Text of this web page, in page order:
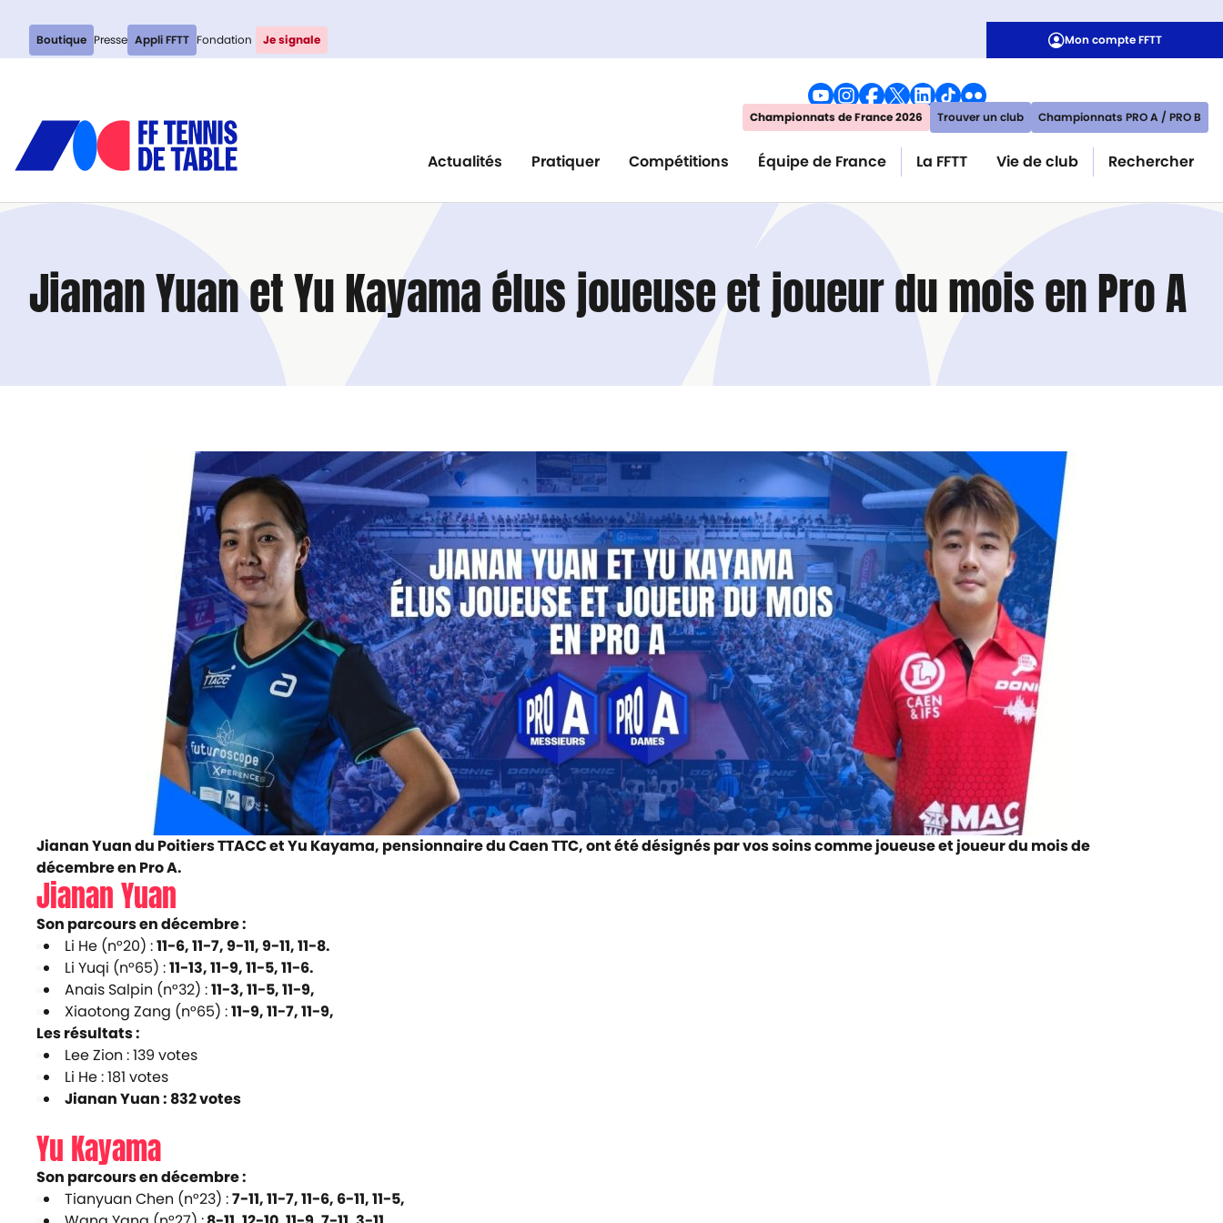
Boutique Presse Appli FFTT Fondation Je signale Mon compte FFTT
Championnats de France 2026 Trouver un club Championnats PRO A / PRO B
Actualités Pratiquer Compétitions Équipe de France La FFTT Vie de club Rechercher
Jianan Yuan et Yu Kayama élus joueuse et joueur du mois en Pro A
Jianan Yuan du Poitiers TTACC et Yu Kayama, pensionnaire du Caen TTC, ont été désignés par vos soins comme joueuse et joueur du mois de
décembre en Pro A.
Jianan Yuan
Son parcours en décembre :
Li He (n°20) :11-6, 11-7, 9-11, 9-11, 11-8.
Li Yuqi (n°65) :11-13, 11-9, 11-5, 11-6.
Anais Salpin (n°32) :11-3, 11-5, 11-9,
Xiaotong Zang (n°65) :11-9, 11-7, 11-9,
Les résultats :
Lee Zion : 139 votes
Li He : 181 votes
Jianan Yuan : 832 votes
Yu Kayama
Son parcours en décembre :
Tianyuan Chen (n°23) :7-11, 11-7, 11-6, 6-11, 11-5,